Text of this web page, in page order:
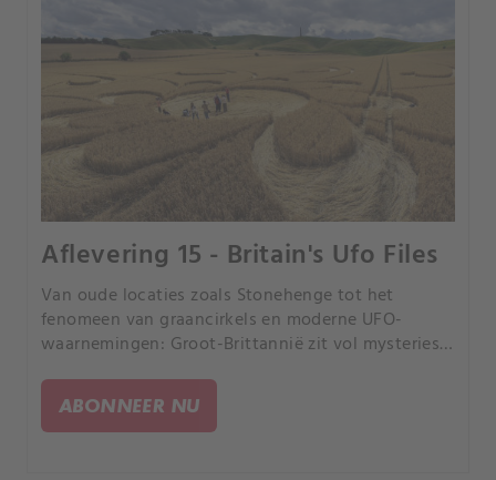
Aflevering 15 - Britain's Ufo Files
Van oude locaties zoals Stonehenge tot het
fenomeen van graancirkels en moderne UFO-
waarnemingen: Groot-Brittannië zit vol mysteries.
geschiedenis heen een bestemming is geweest
voor buitenaardse bezoekers?.
ABONNEER NU